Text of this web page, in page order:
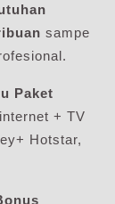
sampe
Paket
+ TV
Hotstar,